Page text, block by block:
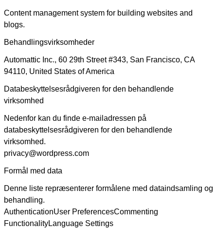
Content management system for building websites and
blogs.
Behandlingsvirksomheder
Automattic Inc., 60 29th Street #343, San Francisco, CA
94110, United States of America
Databeskyttelsesrådgiveren for den behandlende
virksomhed
Nedenfor kan du finde e-mailadressen på
databeskyttelsesrådgiveren for den behandlende
virksomhed.
privacy@wordpress.com
Formål med data
Denne liste repræsenterer formålene med dataindsamling og
behandling.
AuthenticationUser PreferencesCommenting
FunctionalityLanguage Settings